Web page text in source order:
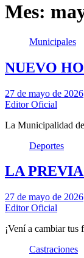
Mes:
Municipales
NUEVO
27 de mayo de 2026
Editor Oficial
La Municipalidad
Deportes
LA
27 de mayo de 2026
Editor Oficial
¡Vení a cambiar
Castraciones